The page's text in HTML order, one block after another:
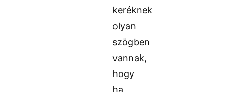
keréknek
olyan
szögben
vannak,
hogy
ha